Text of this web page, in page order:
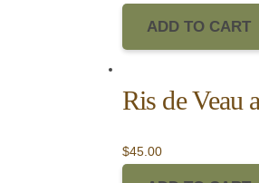
ADD TO CART
Ris de Veau
$45.00